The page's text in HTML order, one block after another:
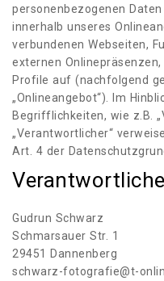
personenbezogenen
innerhalb unseres
verbundenen Webseiten,
externen
Profile auf (nachfolgend
„Onlineangebot“). Im
Begrifflichkeiten, wie z.B.
„Verantwortlicher“
Art. 4 der
Gudrun Schwarz
Schmarsauer Str. 1
29451 Dannenberg
schwarz-fotografie@t-